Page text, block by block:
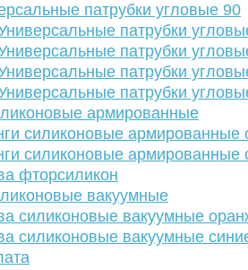
патрубки угловые 90
патрубки
патрубки
патрубки
патрубки
армированные
силиконовые армированные
силиконовые армированные
фторсиликон
вакуумные
силиконовые вакуумные
силиконовые вакуумные